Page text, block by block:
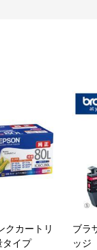
クカートリ
タイプ
ブラ
ッジ